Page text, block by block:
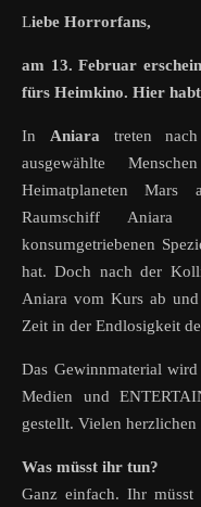
Liebe Horrorfans,
am 13. Februar
fürs Heimkino. Hier
In Aniaratreten nach
ausgewählte
Heimatplaneten
Raumschiff
konsumgetriebenen
hat. Doch nach der
Aniara vom Kurs ab und
Zeit in der Endlosigkeit
Das Gewinnmaterial
Medien und
gestellt. Vielen
Was müsst ihr tun?
Ganz einfach. Ihr